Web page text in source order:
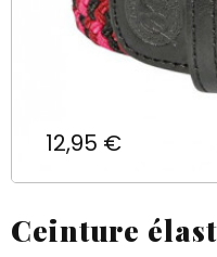
Prix
12,95 €
Ceinture